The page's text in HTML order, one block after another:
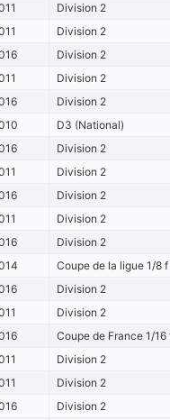
Division 2
Division 2
Division 2
Division 2
Division 2
D3 (National)
Division 2
Division 2
Division 2
Division 2
Division 2
Coupe de la ligue 1/8 f
Division 2
Division 2
Coupe de France 1/16
Division 2
Division 2
Division 2